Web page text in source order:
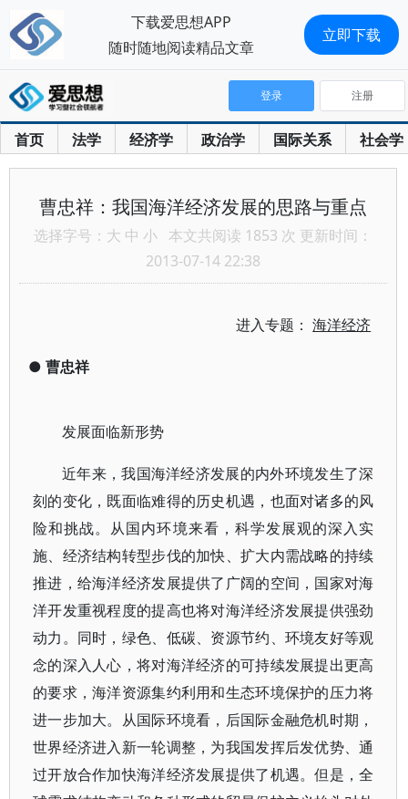
首页 法学 经济学 政治学 国际关系 社会学
登录 注册
曹忠祥：我国海洋经济发展的思路与重点
选择字号： 大 中 小 本文共阅读 1853 次 更新时间：
2013-07-14 22:38
进入专题：海洋经济
● 曹忠祥
发展面临新形势
近年来，我国海洋经济发展的内外环境发生了深
刻的变化，既面临难得的历史机遇，也面对诸多的风
险和挑战。从国内环境来看，科学发展观的深入实
施、经济结构转型步伐的加快、扩大内需战略的持续
推进，给海洋经济发展提供了广阔的空间，国家对海
洋开发重视程度的提高也将对海洋经济发展提供强劲
动力。同时，绿色、低碳、资源节约、环境友好等观
念的深入人心，将对海洋经济的可持续发展提出更高
的要求，海洋资源集约利用和生态环境保护的压力将
进一步加大。从国际环境看，后国际金融危机时期，
世界经济进入新一轮调整，为我国发挥后发优势、通
过开放合作加快海洋经济发展提供了机遇。但是，全
下载爱思想APP
随时随地阅读精品文章
立即下载